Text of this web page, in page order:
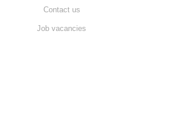
Contact us
Job vacancies